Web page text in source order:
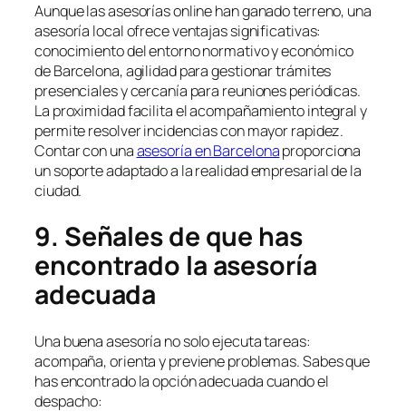
Aunque las asesorías online han ganado terreno, una
asesoría local ofrece ventajas significativas:
conocimiento del entorno normativo y económico
de Barcelona, agilidad para gestionar trámites
presenciales y cercanía para reuniones periódicas.
La proximidad facilita el acompañamiento integral y
permite resolver incidencias con mayor rapidez.
Contar con unaasesoría en Barcelonaproporciona
un soporte adaptado a la realidad empresarial de la
ciudad.
9. Señales de que has
encontrado la asesoría
adecuada
Una buena asesoría no solo ejecuta tareas:
acompaña, orienta y previene problemas. Sabes que
has encontrado la opción adecuada cuando el
despacho: